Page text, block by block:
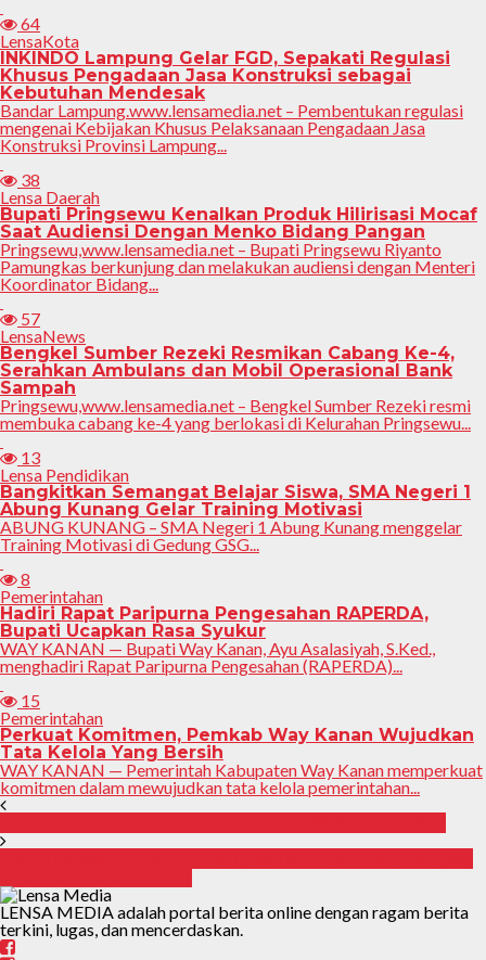
64
LensaKota
INKINDO Lampung Gelar FGD, Sepakati Regulasi
Khusus Pengadaan Jasa Konstruksi sebagai
Kebutuhan Mendesak
Bandar Lampung.www.lensamedia.net – Pembentukan regulasi
mengenai Kebijakan Khusus Pelaksanaan Pengadaan Jasa
Konstruksi Provinsi Lampung...
38
Lensa Daerah
Bupati Pringsewu Kenalkan Produk Hilirisasi Mocaf
Saat Audiensi Dengan Menko Bidang Pangan
Pringsewu,www.lensamedia.net – Bupati Pringsewu Riyanto
Pamungkas berkunjung dan melakukan audiensi dengan Menteri
Koordinator Bidang...
57
LensaNews
Bengkel Sumber Rezeki Resmikan Cabang Ke-4,
Serahkan Ambulans dan Mobil Operasional Bank
Sampah
Pringsewu,www.lensamedia.net – Bengkel Sumber Rezeki resmi
membuka cabang ke-4 yang berlokasi di Kelurahan Pringsewu...
13
Lensa Pendidikan
Bangkitkan Semangat Belajar Siswa, SMA Negeri 1
Abung Kunang Gelar Training Motivasi
ABUNG KUNANG – SMA Negeri 1 Abung Kunang menggelar
Training Motivasi di Gedung GSG...
8
Pemerintahan
Hadiri Rapat Paripurna Pengesahan RAPERDA,
Bupati Ucapkan Rasa Syukur
WAY KANAN — Bupati Way Kanan, Ayu Asalasiyah, S.Ked.,
menghadiri Rapat Paripurna Pengesahan (RAPERDA)...
15
Pemerintahan
Perkuat Komitmen, Pemkab Way Kanan Wujudkan
Tata Kelola Yang Bersih
WAY KANAN — Pemerintah Kabupaten Way Kanan memperkuat
komitmen dalam mewujudkan tata kelola pemerintahan...
LENSA MEDIA adalah portal berita online dengan ragam berita
terkini, lugas, dan mencerdaskan.